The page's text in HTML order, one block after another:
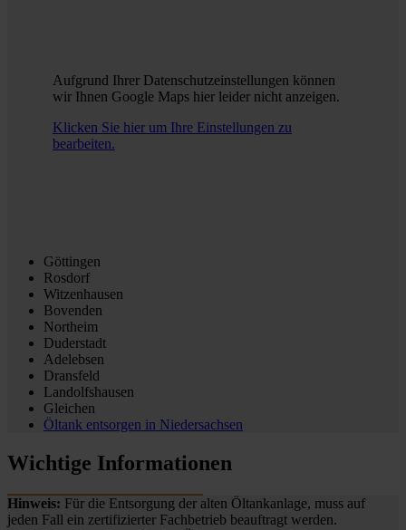
Aufgrund Ihrer Datenschutzeinstellungen können
wir Ihnen Google Maps hier leider nicht anzeigen.
Klicken Sie hier um Ihre Einstellungen zu
bearbeiten.
Göttingen
Rosdorf
Witzenhausen
Bovenden
Northeim
Duderstadt
Adelebsen
Dransfeld
Landolfshausen
Gleichen
Öltank entsorgen in Niedersachsen
Wichtige Informationen
Hinweis: Für die Entsorgung der alten Öltankanlage, muss auf
jeden Fall ein zertifizierter Fachbetrieb beauftragt werden.